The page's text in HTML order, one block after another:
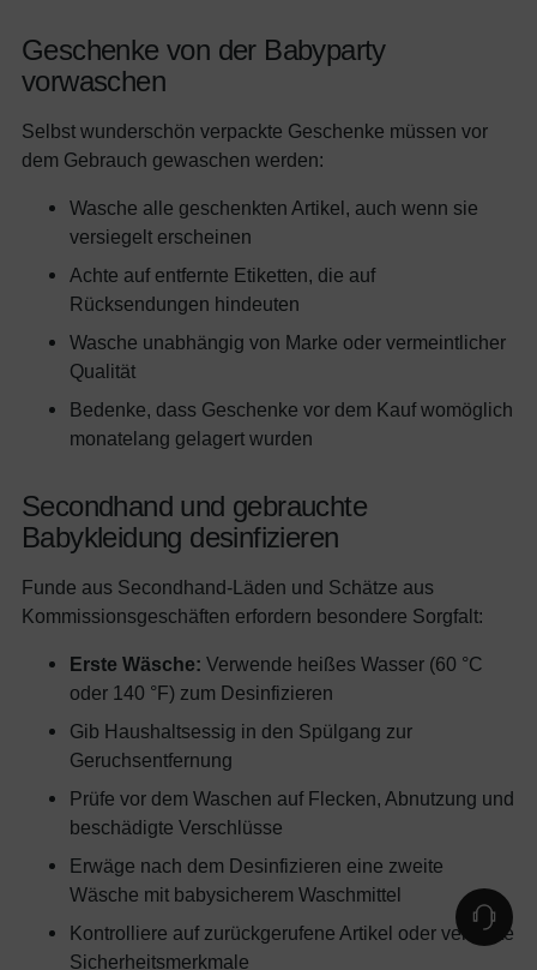
Geschenke von der Babyparty
vorwaschen
Selbst wunderschön verpackte Geschenke müssen vor
dem Gebrauch gewaschen werden:
Wasche alle geschenkten Artikel, auch wenn sie
versiegelt erscheinen
Achte auf entfernte Etiketten, die auf
Rücksendungen hindeuten
Wasche unabhängig von Marke oder vermeintlicher
Qualität
Bedenke, dass Geschenke vor dem Kauf womöglich
monatelang gelagert wurden
Secondhand und gebrauchte
Babykleidung desinfizieren
Funde aus Secondhand-Läden und Schätze aus
Kommissionsgeschäften erfordern besondere Sorgfalt:
Erste Wäsche: Verwende heißes Wasser (60 °C
oder 140 °F) zum Desinfizieren
Gib Haushaltsessig in den Spülgang zur
Geruchsentfernung
Prüfe vor dem Waschen auf Flecken, Abnutzung und
beschädigte Verschlüsse
Erwäge nach dem Desinfizieren eine zweite
Wäsche mit babysicherem Waschmittel
Kontrolliere auf zurückgerufene Artikel oder veraltete
Sicherheitsmerkmale